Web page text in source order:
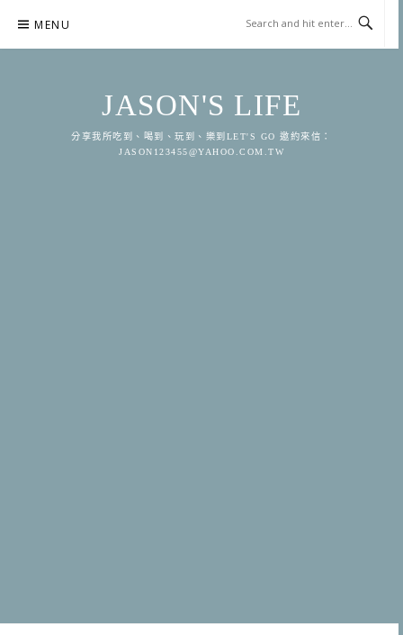
content
MENU
JASON'S LIFE
分享我所吃到、喝到、玩到、樂到LET'S GO 邀約來信：
JASON123455@YAHOO.COM.TW